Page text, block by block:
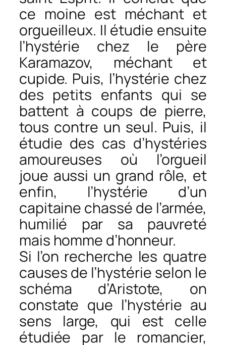
ce moine est méchant et
orgueilleux. Il étudie ensuite
l’hystérie chez le père
Karamazov, méchant et
cupide. Puis, l’hystérie chez
des petits enfants qui se
battent à coups de pierre,
tous contre un seul. Puis, il
étudie des cas d’hystéries
amoureuses où l’orgueil
joue aussi un grand rôle, et
enfin, l’hystérie d’un
capitaine chassé de l’armée,
humilié par sa pauvreté
mais homme d’honneur.
Si l’on recherche les quatre
causes de l’hystérie selon le
schéma d’Aristote, on
constate que l’hystérie au
sens large, qui est celle
étudiée par le romancier,